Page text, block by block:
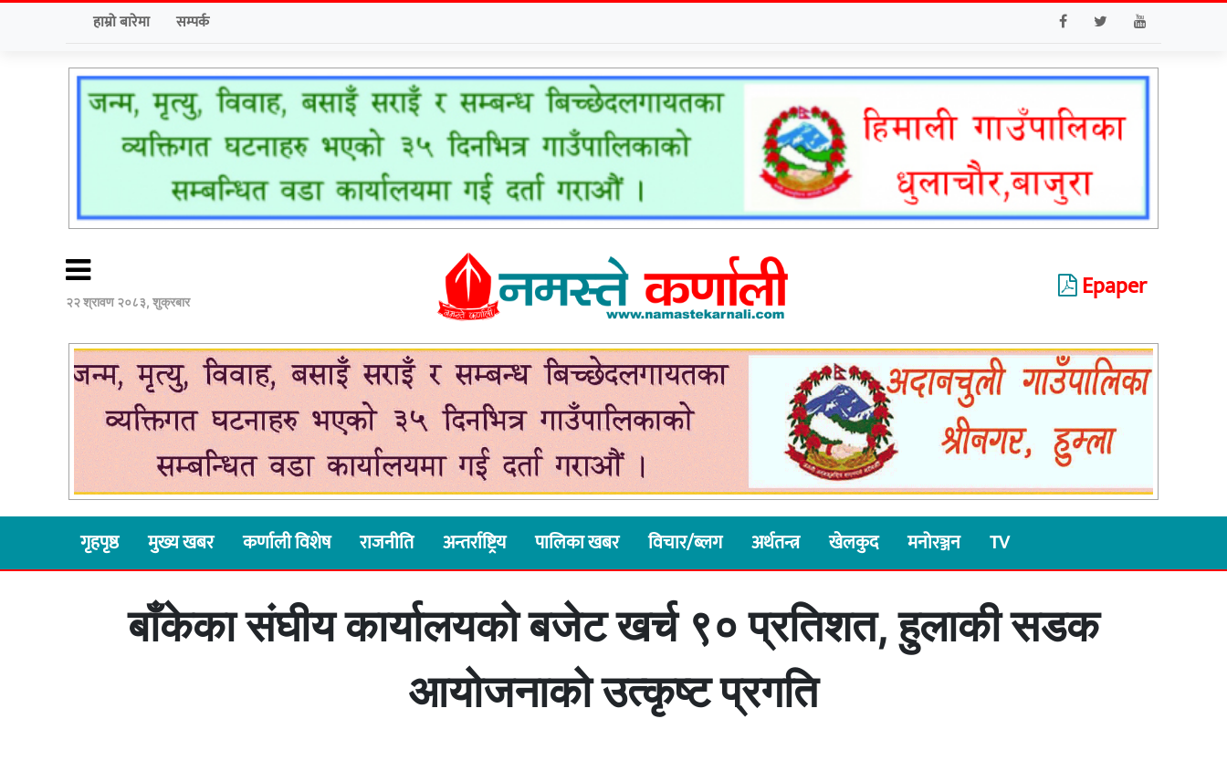
हाम्रो बारेमा सम्पर्क
२२ श्रावण २०८३, शुक्रबार Epaper
गृहपृष्ठ मुख्य खबर कर्णाली विशेष राजनीति अन्तर्राष्ट्रिय पालिका खबर विचार/ब्लग अर्थतन्त्र खेलकुद मनोरञ्जन TV
बाँकेका संघीय कार्यालयको बजेट खर्च ९० प्रतिशत, हुलाकी सडक
आयोजनाको उत्कृष्ट प्रगति